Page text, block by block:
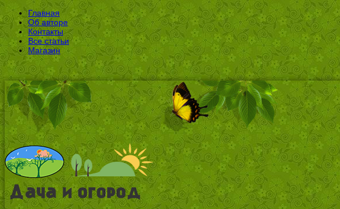
Главная
Об авторе
Контакты
Все статьи
Магазин